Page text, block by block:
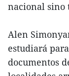
nacional sino
Alen
estudiará
documentos